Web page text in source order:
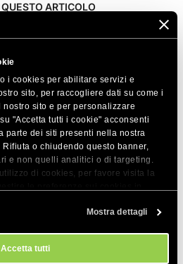
i cookies per abilitare servizi e
sito, per raccogliere dati su come i
sito e per personalizzare
"Accetta tutti i cookie" acconsenti
parte dei siti presenti nella nostra
Rifiuta o chiudendo questo banner,
e non quelli analitici o di targeting.
di cookies, per favore visita la
Mostra dettagli
Accetta tutti
ARTICOLO
Errore "Failed to
installation on the
of seconds exceeded"
Errore "Out of memory